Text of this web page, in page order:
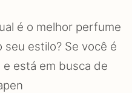
é o melhor perfume
seu estilo? Se você é
está em busca de